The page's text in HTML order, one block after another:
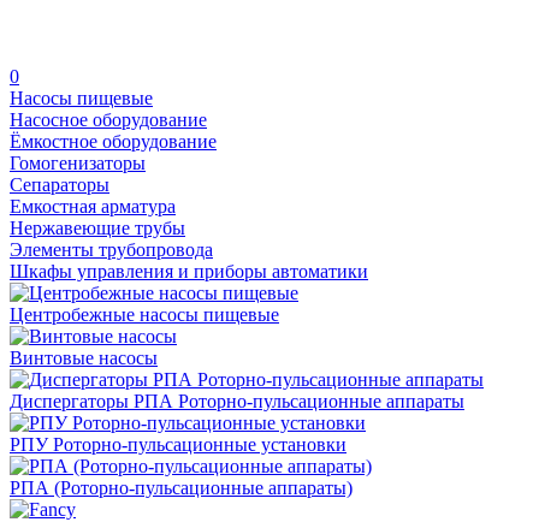
0
Насосы пищевые
Насосное оборудование
Ёмкостное оборудование
Гомогенизаторы
Сепараторы
Емкостная арматура
Нержавеющие трубы
Элементы трубопровода
Шкафы управления и приборы автоматики
Центробежные насосы пищевые
Винтовые насосы
Диспергаторы РПА Роторно-пульсационные аппараты
РПУ Роторно-пульсационные установки
РПА (Роторно-пульсационные аппараты)